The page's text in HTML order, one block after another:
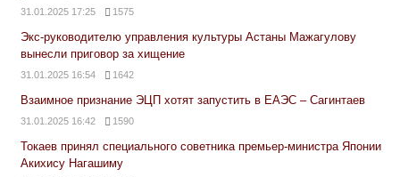
31.01.2025 17:25 1575
Экс-руководителю управления культуры Астаны Мажагулову
вынесли приговор за хищение
31.01.2025 16:54 1642
Взаимное признание ЭЦП хотят запустить в ЕАЭС – Сагинтаев
31.01.2025 16:42 1590
Токаев принял специального советника премьер-министра Японии
Акихису Нагашиму